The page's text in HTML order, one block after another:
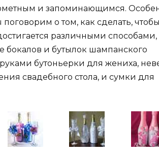
и запоминающимся.
о том, как сделать, чтобы
различными способами,
бокалов и бутылок шампанского
бутоньерки для жениха,
свадебного стола, и сумки для